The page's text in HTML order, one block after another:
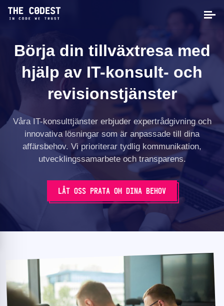
Börja din tillväxtresa med
hjälp av IT-konsult- och
revisionstjänster
Våra IT-konsulttjänster erbjuder expertrådgivning och
innovativa lösningar som är anpassade till dina
affärsbehov. Vi prioriterar tydlig kommunikation,
utvecklingssamarbete och transparens.
LÅT OSS PRATA OM DINA BEHOV